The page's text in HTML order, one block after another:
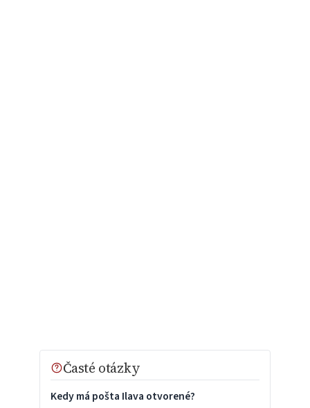
Časté otázky
Kedy má pošta Ilava otvorené?